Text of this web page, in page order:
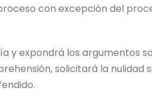
con excepción del
y expondrá los argumentos
solicitará la nulidad